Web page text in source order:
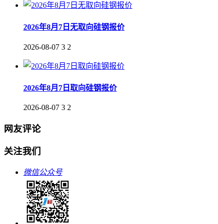
2026年8月7日无取向硅钢报价
2026-08-07 3 2
2026年8月7日取向硅钢报价
2026-08-07 3 2
网友评论
关注我们
微信公众号